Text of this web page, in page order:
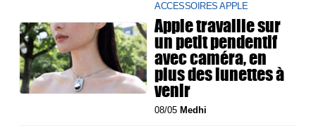
ACCESSOIRES APPLE
Apple travaille sur
un petit pendentif
avec caméra, en
plus des lunettes à
venir
08/05 Medhi